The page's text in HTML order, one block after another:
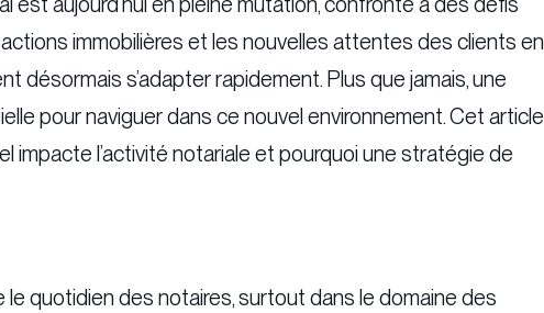
immobilières et les nouvelles attentes des clients en
désormais s’adapter rapidement. Plus que jamais, une
pour naviguer dans ce nouvel environnement. Cet article
l’activité notariale et pourquoi une stratégie de
quotidien des notaires, surtout dans le domaine des